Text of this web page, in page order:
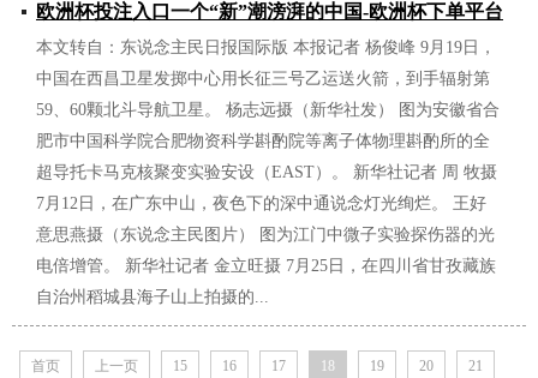
欧洲杯投注入口一个“新”潮滂湃的中国-欧洲杯下单平台
(竞猜)股份有限公司
本文转自：东说念主民日报国际版 本报记者 杨俊峰 9月19日，
中国在西昌卫星发掷中心用长征三号乙运送火箭，到手辐射第
59、60颗北斗导航卫星。 杨志远摄（新华社发） 图为安徽省合
肥市中国科学院合肥物资科学斟酌院等离子体物理斟酌所的全
超导托卡马克核聚变实验安设（EAST）。 新华社记者 周 牧摄
7月12日，在广东中山，夜色下的深中通说念灯光绚烂。 王好
意思燕摄（东说念主民图片） 图为江门中微子实验探伤器的光
电倍增管。 新华社记者 金立旺摄 7月25日，在四川省甘孜藏族
自治州稻城县海子山上拍摄的...
首页 上一页 15 16 17 18 19 20
21